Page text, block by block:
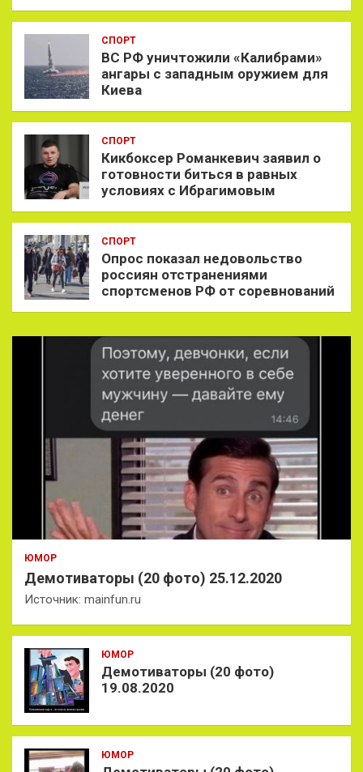
СПОРТ
ВС РФ уничтожили «Калибрами»
ангары с западным оружием для
Киева
СПОРТ
Кикбоксер Романкевич заявил о
готовности биться в равных
условиях с Ибрагимовым
СПОРТ
Опрос показал недовольство
россиян отстранениями
спортсменов РФ от соревнований
ЮМОР
Демотиваторы (20 фото) 25.12.2020
Источник: mainfun.ru
ЮМОР
Демотиваторы (20 фото)
19.08.2020
ЮМОР